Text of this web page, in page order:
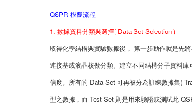
QSPR 模擬流程
1. 數據資料分類與選擇( Data Set Selection )
取得化學結構與實驗數據後， 第一步動作就是先
連接基或液晶核做分類。建立不同結構分子資料
信度。所有的 Data Set 可再被分為訓練數據集(
型之數據，而 Test Set 則是用來驗證或測試此